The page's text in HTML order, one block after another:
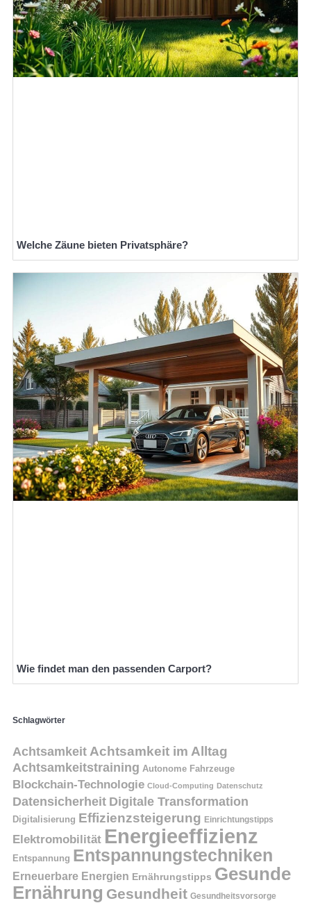
Welche Zäune bieten Privatsphäre?
Wie findet man den passenden Carport?
Schlagwörter
Achtsamkeit Achtsamkeit im Alltag
Achtsamkeitstraining Autonome Fahrzeuge
Blockchain-Technologie Cloud-Computing Datenschutz
Datensicherheit Digitale Transformation
Digitalisierung Effizienzsteigerung Einrichtungstipps
Elektromobilität Energieeffizienz
Entspannung Entspannungstechniken
Erneuerbare Energien Ernährungstipps Gesunde
Ernährung Gesundheit Gesundheitsvorsorge